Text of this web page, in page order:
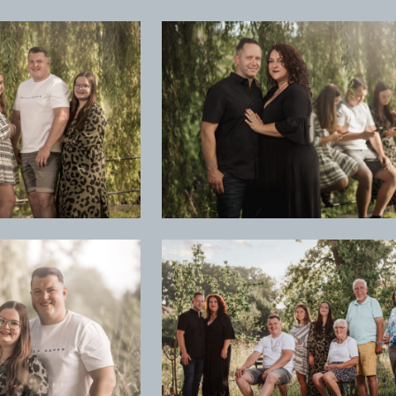
+
+